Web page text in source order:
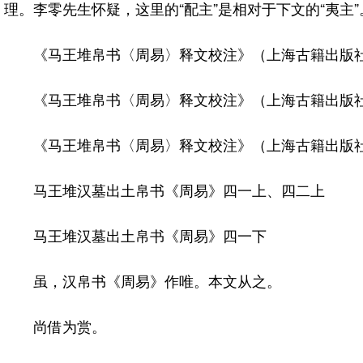
理。李零先生怀疑，这里的“配主”是相对于下文的“夷
《马王堆帛书〈周易〉释文校注》（上海古籍出版
《马王堆帛书〈周易〉释文校注》（上海古籍出版
《马王堆帛书〈周易〉释文校注》（上海古籍出版
马王堆汉墓出土帛书《周易》四一上、四二上
马王堆汉墓出土帛书《周易》四一下
虽，汉帛书《周易》作唯。本文从之。
尚借为赏。